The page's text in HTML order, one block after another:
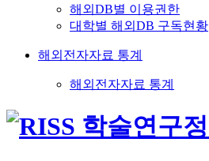
해외DB별 이용권한
대학별 해외DB 구독현황
해외전자자료 통계
해외전자자료 통계